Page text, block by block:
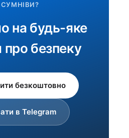
СУМНІВИ?
на будь-яке
про безпеку
безкоштовно
в Telegram